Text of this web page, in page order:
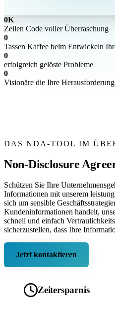
0K
Zeilen Code voller Überraschung
0
Tassen Kaffee beim Entwickeln
0
erfolgreich gelöste Probleme
0
Visionäre die Ihre
DAS NDA-TOOL IM
Non-Disclosure
Schützen Sie Ihre
Informationen mit unserem
sich um sensible
Kundeninformationen handelt,
schnell und einfach
sicherzustellen, dass Ihre
Jetzt kontaktieren
Zeitersparnis